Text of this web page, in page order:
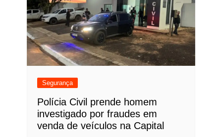
Segurança
Polícia Civil prende homem
investigado por fraudes em
venda de veículos na Capital